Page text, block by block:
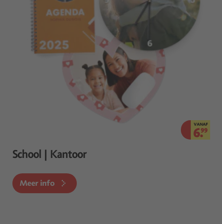
VANAF
6.99
School | Kantoor
Meer info